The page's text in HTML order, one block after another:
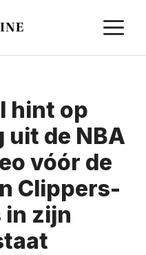
hint op
de NBA
vóór de
Clippers-
in zijn